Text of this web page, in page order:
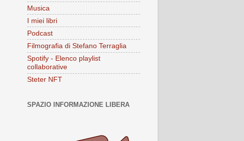
Musica
I miei libri
Podcast
Filmografia di Stefano Terraglia
Spotify - Elenco playlist
collaborative
Steter NFT
SPAZIO INFORMAZIONE LIBERA